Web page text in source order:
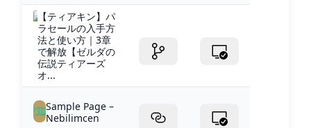
【ティアキン】パ
ラセールの入手方
法と使い方｜3章
で解放【ゼルダの
伝説ティアーズ
オ...
Sample Page –
Nebilimcen